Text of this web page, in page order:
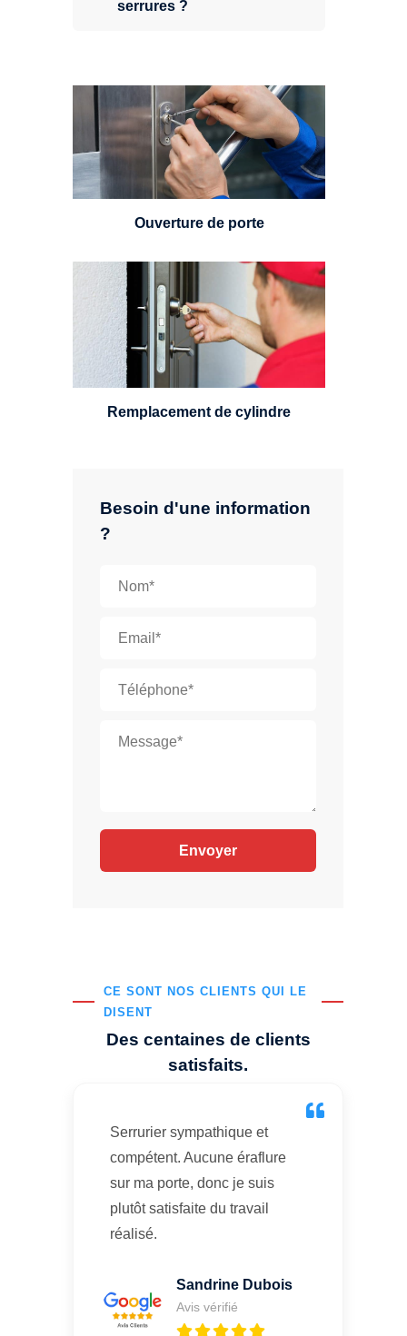
Besoin d'une information
?
CE SONT NOS CLIENTS QUI LE
DISENT
Des centaines de clients
satisfaits.
Serrurier sympathique et
compétent. Aucune éraflure
sur ma porte, donc je suis
plutôt satisfaite du travail
réalisé.
Sandrine Dubois
Avis vérifié
serrures ?
Vous avez perdu vos clés ou la
porte s'est refermée derrière vous
? Un serrurier est disponible
24h/7.
Ouverture de porte
Un serrurier sera en mesure de
choisir et remplacer un cylindre
standard, à 5 leviers ou à 3
leviers, Mul-T-Lock ou encore
multipoints.
Remplacement de cylindre